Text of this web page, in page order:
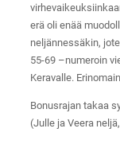
erä oli enää
neljännessäkin,
55-69 –numeroin
Keravalle.
Bonusrajan takaa
(Julle ja Veera